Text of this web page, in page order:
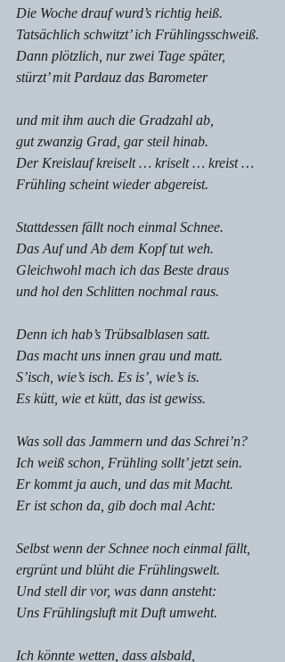
Die Woche drauf wurd’s richtig heiß.
Tatsächlich schwitzt’ ich Frühlingsschweiß.
Dann plötzlich, nur zwei Tage später,
stürzt’ mit Pardauz das Barometer
und mit ihm auch die Gradzahl ab,
gut zwanzig Grad, gar steil hinab.
Der Kreislauf kreiselt … kriselt … kreist …
Frühling scheint wieder abgereist.
Stattdessen fällt noch einmal Schnee.
Das Auf und Ab dem Kopf tut weh.
Gleichwohl mach ich das Beste draus
und hol den Schlitten nochmal raus.
Denn ich hab’s Trübsalblasen satt.
Das macht uns innen grau und matt.
S’isch, wie’s isch. Es is’, wie’s is.
Es kütt, wie et kütt, das ist gewiss.
Was soll das Jammern und das Schrei’n?
Ich weiß schon, Frühling sollt’ jetzt sein.
Er kommt ja auch, und das mit Macht.
Er ist schon da, gib doch mal Acht:
Selbst wenn der Schnee noch einmal fällt,
ergrünt und blüht die Frühlingswelt.
Und stell dir vor, was dann ansteht:
Uns Frühlingsluft mit Duft umweht.
Ich könnte wetten, dass alsbald,